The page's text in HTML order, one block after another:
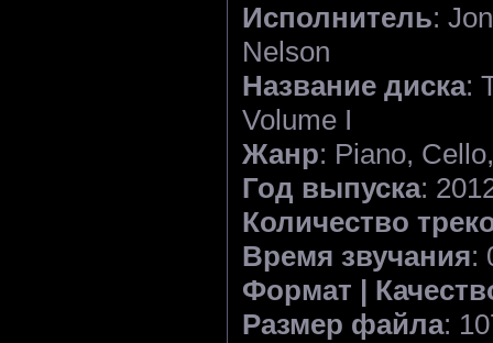
Исполнитель:
Nelson
Название диска:
Volume I
Жанр: Piano,
Год выпуска:
Количество
Время звучания:
Формат |
Размер файла: